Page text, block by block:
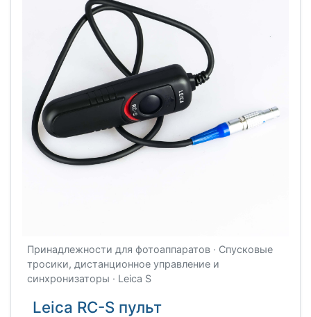
Принадлежности для фотоаппаратов · Спусковые
тросики, дистанционное управление и
синхронизаторы · Leica S
Leica RC-S пульт